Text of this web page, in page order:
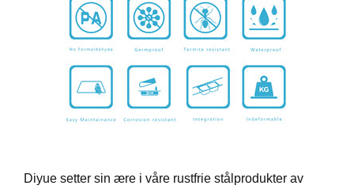
Diyue setter sin ære i våre rustfrie stålprodukter av